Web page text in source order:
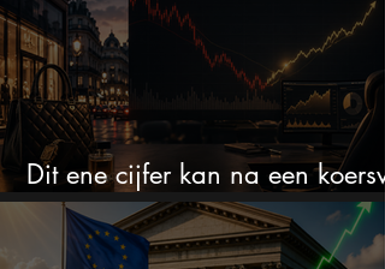
Dit ene cijfer kan na een
van 50% alles veranderen